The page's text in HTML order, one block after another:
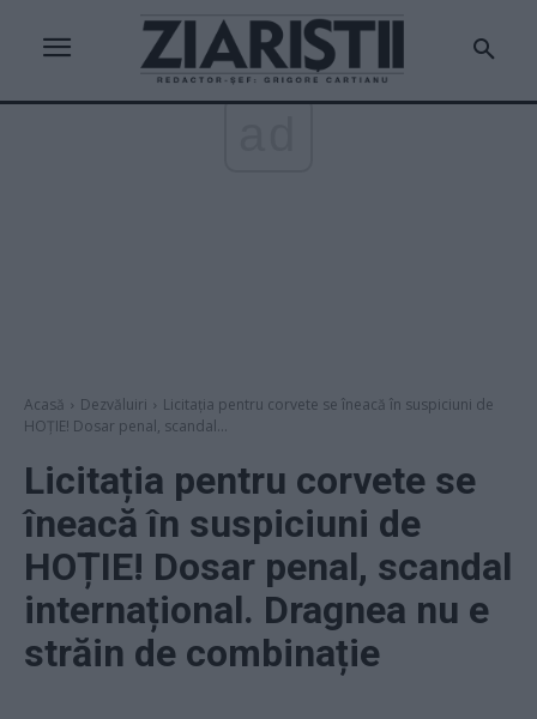
Acasă Dezvăluiri
Licitația pentru corvete se îneacă în suspiciuni de
HOȚIE! Dosar penal, scandal...
Licitația pentru corvete se
îneacă în suspiciuni de
HOȚIE! Dosar penal, scandal
internațional. Dragnea nu e
străin de combinație